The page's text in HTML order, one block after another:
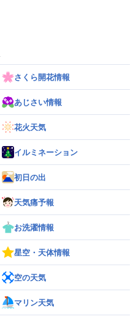
さくら開花情報
あじさい情報
花火天気
イルミネーション
初日の出
天気痛予報
お洗濯情報
星空・天体情報
空の天気
マリン天気